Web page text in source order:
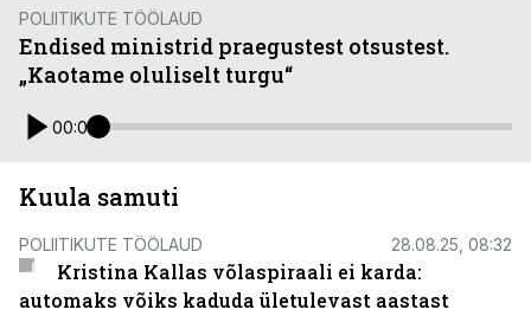
POLIITIKUTE TÖÖLAUD
Endised ministrid praegustest otsustest.
„Kaotame oluliselt turgu“
00:00
Kuula samuti
POLIITIKUTE TÖÖLAUD 28.08.25, 08:32
Kristina Kallas võlaspiraali ei karda:
automaks võiks kaduda ületulevast aastast